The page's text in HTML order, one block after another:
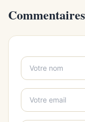
Commentaires